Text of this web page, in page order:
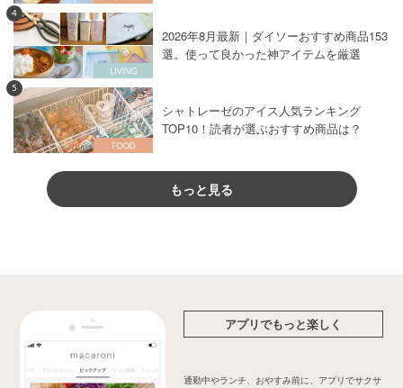
4
2026年8月最新｜ダイソーおすすめ商品153
選。使って良かった神アイテムを厳選
5
シャトレーゼのアイス人気ランキング
TOP10！読者が選ぶおすすめ商品は？
もっと見る
アプリでもっと楽しく
通勤中やランチ、おやすみ前に、アプリでサクサ